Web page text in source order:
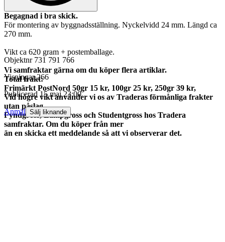
Begagnad i bra skick.
För montering av byggnadsställning. Nyckelvidd 24 mm. Längd ca
270 mm.
Vikt ca 620 gram + postemballage.
Vi samfraktar gärna om du köper flera artiklar.
Total frakt:
Frimärkt PostNord 50gr 15 kr, 100gr 25 kr, 250gr 39 kr,
Vid högre vikt använder vi os av Traderas förmånliga frakter
utan påslag.
Fyndgross, Lampgross och Studentgross hos Tradera
samfraktar. Om du köper från mer
än en skicka ett meddelande så att vi observerar det.
Objektnr 731 791 766
Visningar 266
Publicerad 15 maj 23:00
Anmäl Sälj liknande